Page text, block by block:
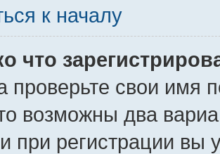
к началу
что
проверьте свои имя
возможны два
при регистрации вы